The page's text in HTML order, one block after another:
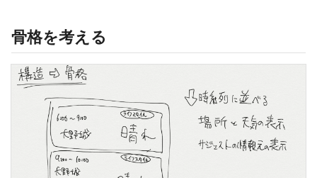
骨格を考える